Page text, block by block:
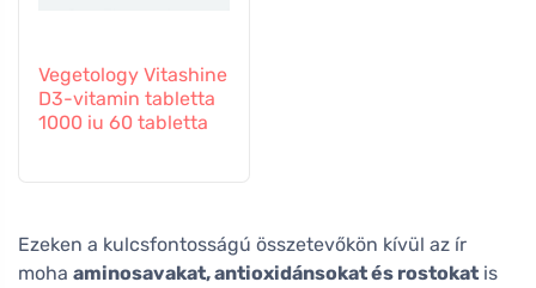
Vegetology Vitashine
D3-vitamin tabletta
1000 iu 60 tabletta
Ezeken a kulcsfontosságú összetevőkön kívül az ír
moha aminosavakat, antioxidánsokat és rostokat is